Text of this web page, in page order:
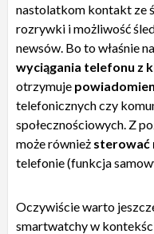
nastolatkom kontakt ze
rozrywki i możliwość
newsów. Bo to właśnie
wyciągania telefonu z
otrzymuje
telefonicznych czy
społecznościowych. Z
może również sterować
telefonie (funkcja
Oczywiście warto
smartwatchy w